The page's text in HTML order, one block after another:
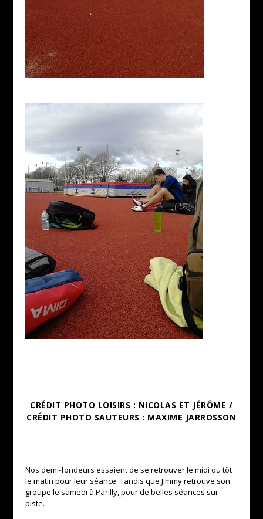
CRÉDIT PHOTO LOISIRS : NICOLAS ET JÉRÔME /
CRÉDIT PHOTO SAUTEURS : MAXIME JARROSSON
Nos demi-fondeurs essaient de se retrouver le midi ou tôt
le matin pour leur séance. Tandis que Jimmy retrouve son
groupe le samedi à Parilly,pour de belles séances sur
piste.